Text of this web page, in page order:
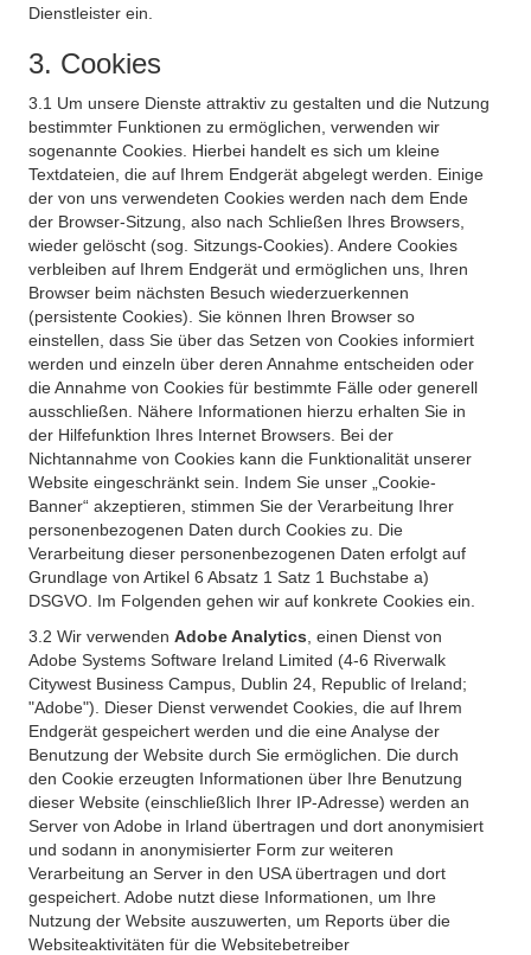
Dienstleister ein.
3. Cookies
3.1 Um unsere Dienste attraktiv zu gestalten und die Nutzung
bestimmter Funktionen zu ermöglichen, verwenden wir
sogenannte Cookies. Hierbei handelt es sich um kleine
Textdateien, die auf Ihrem Endgerät abgelegt werden. Einige
der von uns verwendeten Cookies werden nach dem Ende
der Browser-Sitzung, also nach Schließen Ihres Browsers,
wieder gelöscht (sog. Sitzungs-Cookies). Andere Cookies
verbleiben auf Ihrem Endgerät und ermöglichen uns, Ihren
Browser beim nächsten Besuch wiederzuerkennen
(persistente Cookies). Sie können Ihren Browser so
einstellen, dass Sie über das Setzen von Cookies informiert
werden und einzeln über deren Annahme entscheiden oder
die Annahme von Cookies für bestimmte Fälle oder generell
ausschließen. Nähere Informationen hierzu erhalten Sie in
der Hilfefunktion Ihres Internet Browsers. Bei der
Nichtannahme von Cookies kann die Funktionalität unserer
Website eingeschränkt sein. Indem Sie unser „Cookie-
Banner“ akzeptieren, stimmen Sie der Verarbeitung Ihrer
personenbezogenen Daten durch Cookies zu. Die
Verarbeitung dieser personenbezogenen Daten erfolgt auf
Grundlage von Artikel 6 Absatz 1 Satz 1 Buchstabe a)
DSGVO. Im Folgenden gehen wir auf konkrete Cookies ein.
3.2 Wir verwenden Adobe Analytics , einen Dienst von
Adobe Systems Software Ireland Limited (4-6 Riverwalk
Citywest Business Campus, Dublin 24, Republic of Ireland;
"Adobe"). Dieser Dienst verwendet Cookies, die auf Ihrem
Endgerät gespeichert werden und die eine Analyse der
Benutzung der Website durch Sie ermöglichen. Die durch
den Cookie erzeugten Informationen über Ihre Benutzung
dieser Website (einschließlich Ihrer IP-Adresse) werden an
Server von Adobe in Irland übertragen und dort anonymisiert
und sodann in anonymisierter Form zur weiteren
Verarbeitung an Server in den USA übertragen und dort
gespeichert. Adobe nutzt diese Informationen, um Ihre
Nutzung der Website auszuwerten, um Reports über die
Websiteaktivitäten für die Websitebetreiber